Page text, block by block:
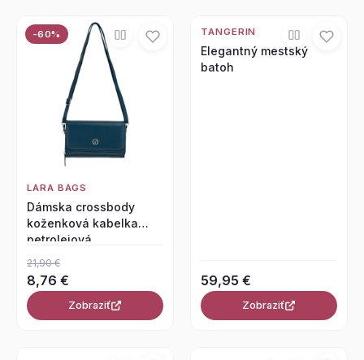
-60%
LARA BAGS
Dámska crossbody
koženková kabelka
petrolejová
21,90 €
8,76 €
Zobraziť
TANGERIN
Elegantný mestský
batoh
59,95 €
Zobraziť